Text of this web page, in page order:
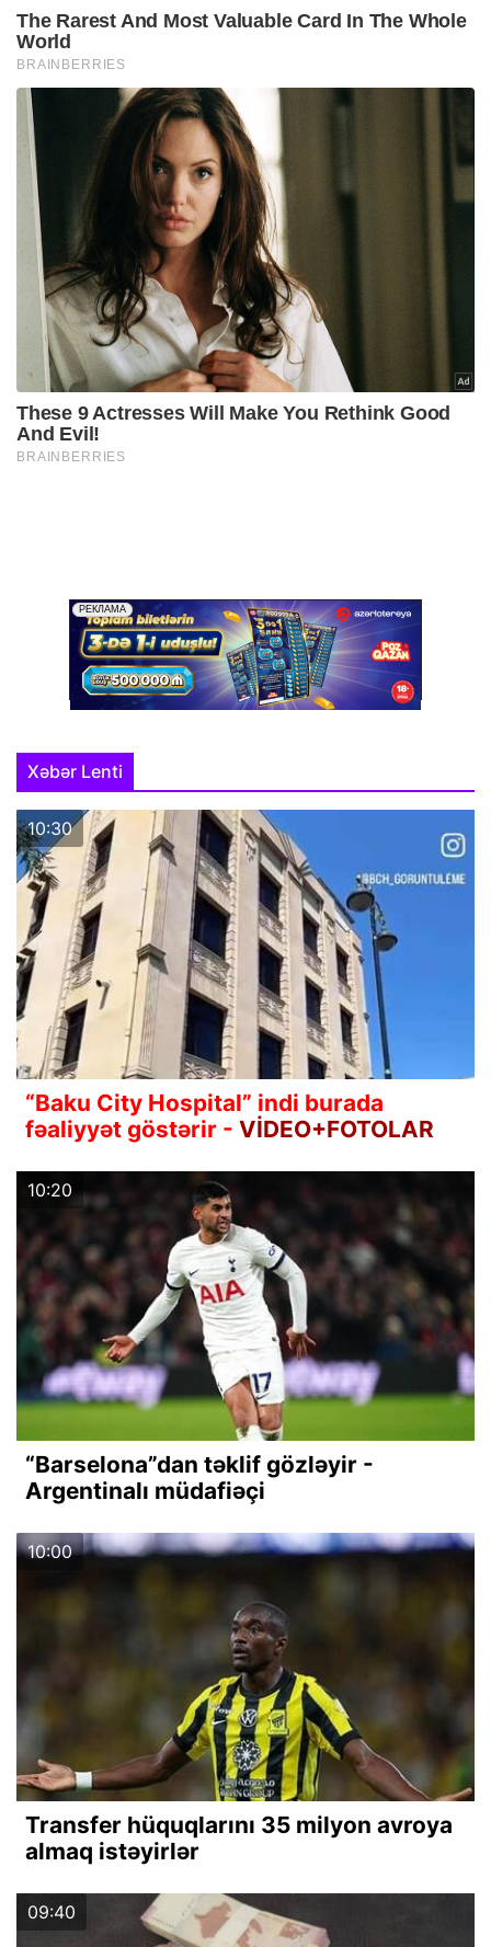
Xəbər Lenti
10:30
“Baku City Hospital” indi burada
fəaliyyət göstərir - VİDEO+FOTOLAR
10:20
“Barselona”dan təklif gözləyir -
Argentinalı müdafiəçi
10:00
Transfer hüquqlarını 35 milyon avroya
almaq istəyirlər
09:40